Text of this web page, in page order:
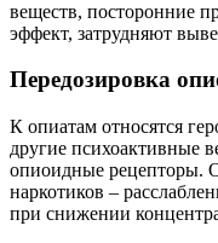
веществ, посторонние
эффект, затрудняют
Передозировка
К опиатам относятся
другие психоактивные
опиоидные рецепторы.
наркотиков –
при снижении